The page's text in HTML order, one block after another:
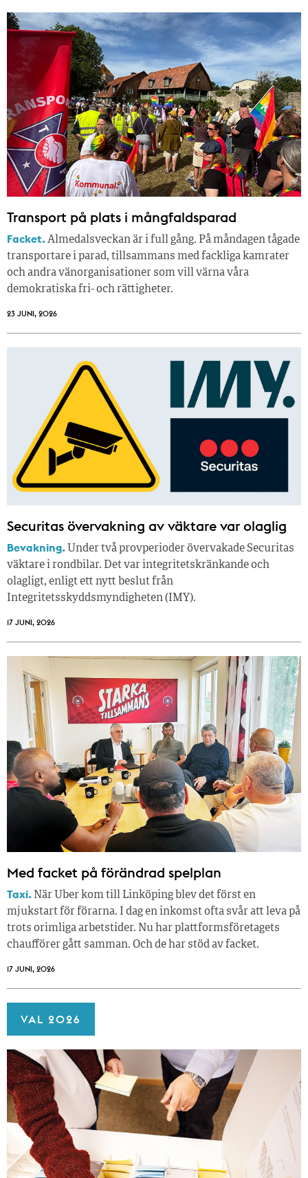
Transport på plats i mångfaldsparad
Facket.Almedalsveckan är i full gång. På måndagen tågade
transportare i parad, tillsammans med fackliga kamrater
och andra vänorganisationer som vill värna våra
demokratiska fri- och rättigheter.
23 JUNI, 2026
Securitas övervakning av väktare var olaglig
Bevakning. Under två provperioder övervakade Securitas
väktare i rondbilar. Det var integritetskränkande och
olagligt, enligt ett nytt beslut från
Integritetsskyddsmyndigheten (IMY).
17 JUNI, 2026
Med facket på förändrad spelplan
Taxi. När Uber kom till Linköping blev det först en
mjukstart för förarna. I dag en inkomst ofta svår att leva på
trots orimliga arbetstider. Nu har plattformsföretagets
chaufförer gått samman. Och de har stöd av facket.
17 JUNI, 2026
VAL 2026